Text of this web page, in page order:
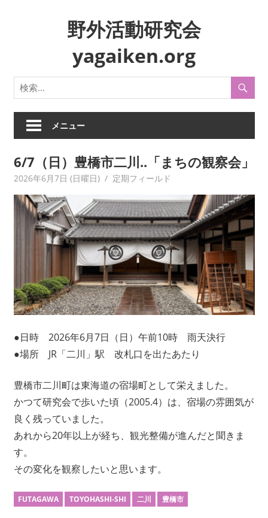
野外活動研究会
yagaiken.org
身
近
生
活
風
俗
を
フ
ー
ク
よ
り
録・
集
す
る
活
動
続
け
メニュー
6/7（日）豊橋市二川..「まちの観察会」
2026年6月7日 (日曜日) yagaiken
定期フィールド
●日時 2026年6月7日（日）午前10時 雨天決行
●場所 JR「二川」駅 改札口を出たあたり
豊橋市二川町は東海道の宿場町として栄えました。
かつて研究会で歩いた頃（2005.4）は、宿場の雰囲気が
良く残っていました。
あれから20年以上が経ち、観光整備が進んだと聞きま
す。
その変化を観察したいと思います。
FUTAGAWA TOYOHASHI-SHI 二川 豊橋市